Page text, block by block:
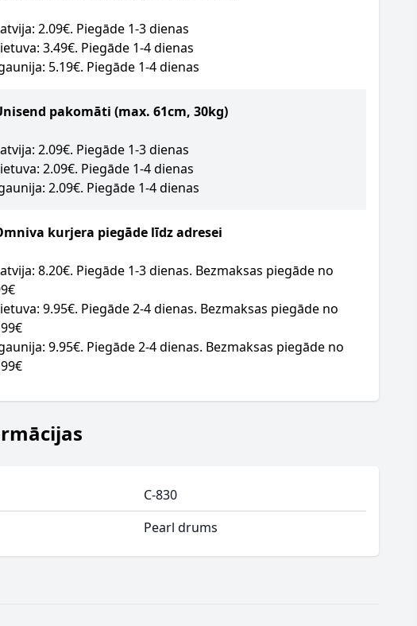
2.09€. Piegāde 1-3 dienas
3.49€. Piegāde 1-4 dienas
5.19€. Piegāde 1-4 dienas
pakomāti (max. 61cm, 30kg)
2.09€. Piegāde 1-3 dienas
2.09€. Piegāde 1-4 dienas
2.09€. Piegāde 1-4 dienas
kurjera piegāde līdz adresei
8.20€. Piegāde 1-3 dienas. Bezmaksas piegāde no
9.95€. Piegāde 2-4 dienas. Bezmaksas piegāde no
9.95€. Piegāde 2-4 dienas. Bezmaksas piegāde no
C-830
Pearl drums